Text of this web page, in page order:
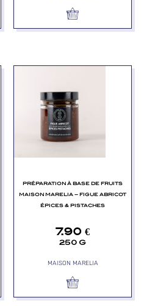
PRÉPARATION À BASE DE FRUITS
MAISON MARELIA – FIGUE ABRICOT
ÉPICES & PISTACHES
7.90 €
250 G
MAISON MARELIA